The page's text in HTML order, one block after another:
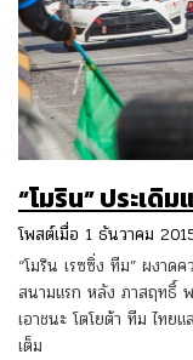
“โมริน” ประเ
โพสต์เมื่อ 1 ธันวาคม
“โมริน เรซซิ่ง ทีม” ผงาด
สนามแรก หลัง ภาสฤทธิ์
เอาชนะ โตโยต้า ทีม ไทย
เต็ม